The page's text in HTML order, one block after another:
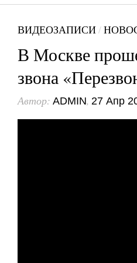
ВИДЕОЗАПИСИ/
В Москве
звона
Автор: ADMIN, 27 Апр